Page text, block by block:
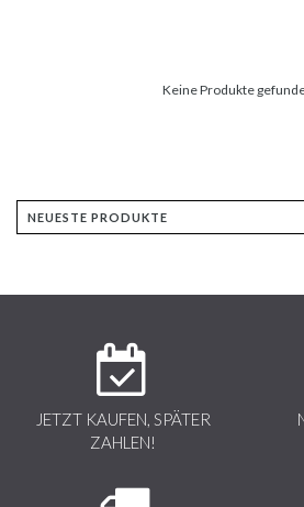
Keine Produkte
JETZT KAUFEN, SPÄTER
ZAHLEN!